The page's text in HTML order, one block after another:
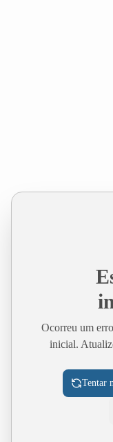
Ocorreu um
inicial.
Tentar